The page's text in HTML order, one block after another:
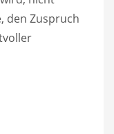
den Zuspruch